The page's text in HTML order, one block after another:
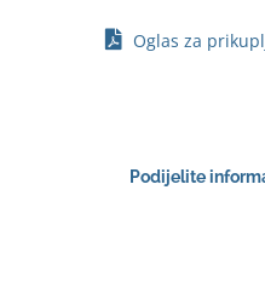
Oglas za
Podijelite